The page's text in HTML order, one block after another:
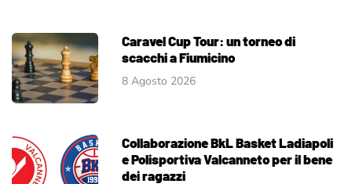
Caravel Cup Tour: un torneo di
scacchi a Fiumicino
8 Agosto 2026
Collaborazione BkL Basket Ladiapoli
e Polisportiva Valcanneto per il bene
dei ragazzi